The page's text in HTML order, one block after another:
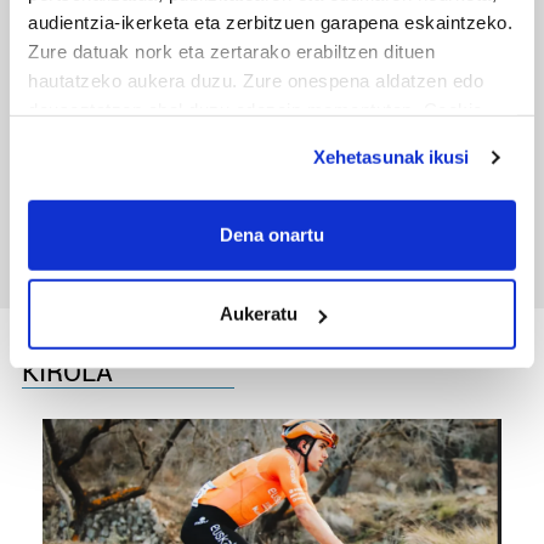
audientzia-ikerketa eta zerbitzuen garapena eskaintzeko.
Zure datuak nork eta zertarako erabiltzen dituen
hautatzeko aukera duzu. Zure onespena aldatzen edo
If you allow, we would also like to:
Collect information about your geographical
Identify your device by actively scanning it for
specific characteristics (fingerprinting)
Find out more about how your personal data is processed
Guk eta gure bazkideek zure datu pertsonalak
prozesatzen ditugu, zure IP zenbakia, besteak beste,
teknologia erabiliz, cookieak adibidez, iragarki eta eduki
Xehetasunak ikusi
Dena onartu
Aukeratu
Tourreko goierritarrak
KIROLA